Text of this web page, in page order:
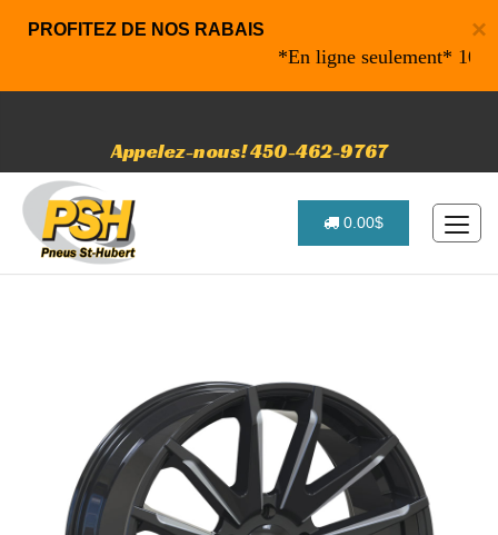
×
PROFITEZ DE NOS RABAIS
*En ligne seulement* 10%
Appelez-nous! 450-462-9767
0.00$